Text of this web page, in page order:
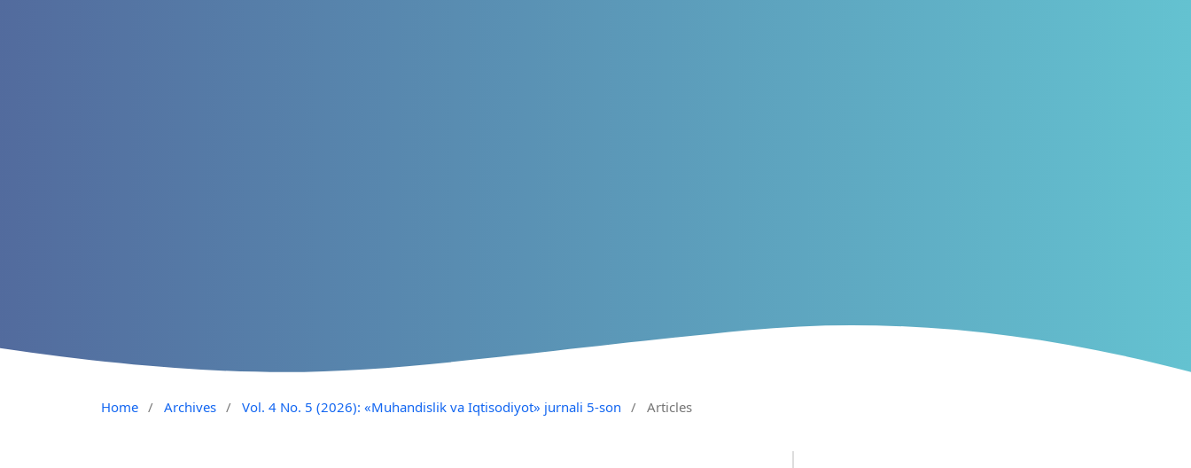
Home / Archives / Vol. 4 No. 5 (2026): «Muhandislik va Iqtisodiyot» jurnali 5-son / Articles